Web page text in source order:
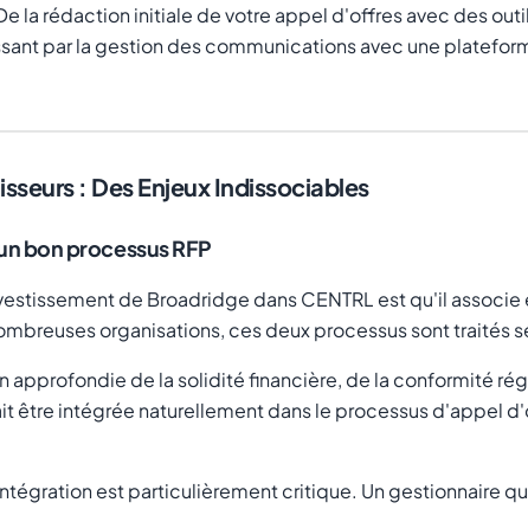
la rédaction initiale de votre appel d'offres avec des
par la gestion des communications avec une
: Des Enjeux Indissociables
bon processus RFP
de Broadridge dans CENTRL est qu'il
organisations, ces deux processus sont
de la solidité financière, de la conformité
être intégrée naturellement dans le processus d'appel
est particulièrement critique. Un gestionnaire